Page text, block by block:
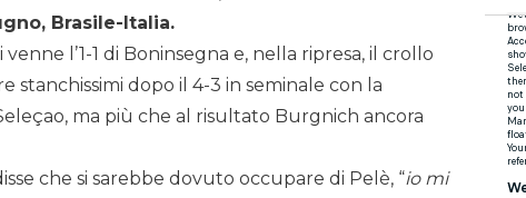
Brasile-Italia.
l’1-1 di Boninsegna e, nella ripresa, il crollo
stanchissimi dopo il 4-3 in seminale con la
ma più che al risultato Burgnich ancora
che si sarebbe dovuto occupare di Pelè, “io mi